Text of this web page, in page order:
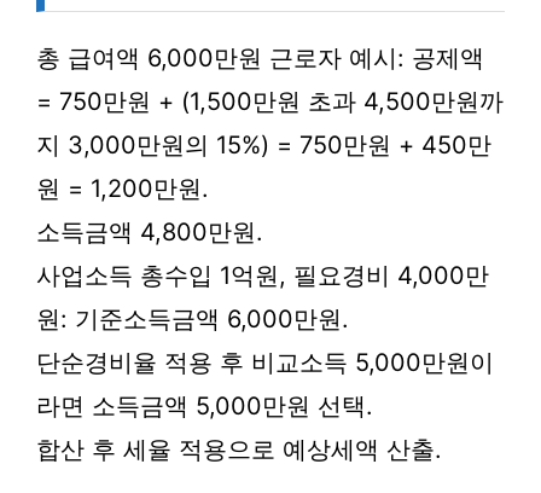
총 급여액 6,000만원 근로자 예시: 공제액
= 750만원 + (1,500만원 초과 4,500만원까
지 3,000만원의 15%) = 750만원 + 450만
원 = 1,200만원.
소득금액 4,800만원.
사업소득 총수입 1억원, 필요경비 4,000만
원: 기준소득금액 6,000만원.
단순경비율 적용 후 비교소득 5,000만원이
라면 소득금액 5,000만원 선택.
합산 후 세율 적용으로 예상세액 산출.